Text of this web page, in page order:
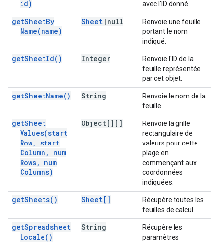
id) avec l'ID donné.
getSheetBy
Name(name)
Sheet | null
Renvoie une feuille
portant le nom
indiqué.
getSheetId( ) Integer
Renvoie l'ID de la
feuille représentée
par cet objet.
getSheetName( ) String
Renvoie le nom de la
feuille.
getSheet
Values(start
Row, start
Column ,
num
Rows,
num
Columns)
Object[][]
Renvoie la grille
rectangulaire de
valeurs pour cette
plage en
commençant aux
coordonnées
indiquées.
getSheets( ) Sheet[]
Récupère toutes les
feuilles de calcul.
getSpreadsheet
Locale( )
String
Récupère les
paramètres